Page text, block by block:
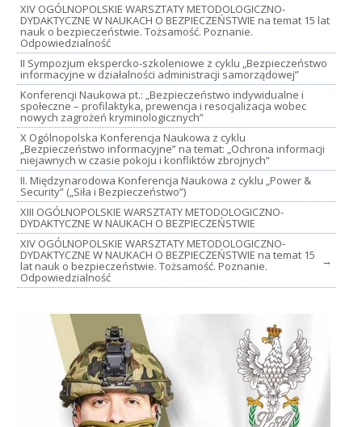
XIV OGÓLNOPOLSKIE WARSZTATY METODOLOGICZNO-
DYDAKTYCZNE W NAUKACH O BEZPIECZEŃSTWIE na temat 15 lat
nauk o bezpieczeństwie. Tożsamość. Poznanie.
Odpowiedzialność
II Sympozjum ekspercko-szkoleniowe z cyklu „Bezpieczeństwo
informacyjne w działalności administracji samorządowej”
Konferencji Naukowa pt.: „Bezpieczeństwo indywidualne i
społeczne – profilaktyka, prewencja i resocjalizacja wobec
nowych zagrożeń kryminologicznych”
X Ogólnopolska Konferencja Naukowa z cyklu
„Bezpieczeństwo informacyjne” na temat: „Ochrona informacji
niejawnych w czasie pokoju i konfliktów zbrojnych”
II. Międzynarodowa Konferencja Naukowa z cyklu „Power &
Security” („Siła i Bezpieczeństwo”)
XIII OGÓLNOPOLSKIE WARSZTATY METODOLOGICZNO-
DYDAKTYCZNE W NAUKACH O BEZPIECZEŃSTWIE
XIV OGÓLNOPOLSKIE WARSZTATY METODOLOGICZNO-
DYDAKTYCZNE W NAUKACH O BEZPIECZEŃSTWIE na temat 15
lat nauk o bezpieczeństwie. Tożsamość. Poznanie.
Odpowiedzialność
→